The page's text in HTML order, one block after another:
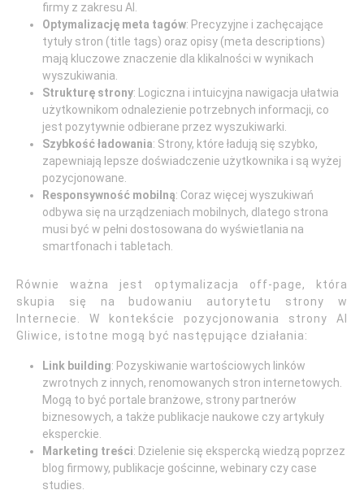
firmy z zakresu AI.
Optymalizację meta tagów: Precyzyjne i zachęcające
tytuły stron (title tags) oraz opisy (meta descriptions)
mają kluczowe znaczenie dla klikalności w wynikach
wyszukiwania.
Strukturę strony: Logiczna i intuicyjna nawigacja ułatwia
użytkownikom odnalezienie potrzebnych informacji, co
jest pozytywnie odbierane przez wyszukiwarki.
Szybkość ładowania: Strony, które ładują się szybko,
zapewniają lepsze doświadczenie użytkownika i są wyżej
pozycjonowane.
Responsywność mobilną: Coraz więcej wyszukiwań
odbywa się na urządzeniach mobilnych, dlatego strona
musi być w pełni dostosowana do wyświetlania na
smartfonach i tabletach.
Równie ważna jest optymalizacja off-page, która
skupia się na budowaniu autorytetu strony w
Internecie. W kontekście pozycjonowania strony AI
Gliwice, istotne mogą być następujące działania:
Link building: Pozyskiwanie wartościowych linków
zwrotnych z innych, renomowanych stron internetowych.
Mogą to być portale branżowe, strony partnerów
biznesowych, a także publikacje naukowe czy artykuły
eksperckie.
Marketing treści: Dzielenie się ekspercką wiedzą poprzez
blog firmowy, publikacje gościnne, webinary czy case
studies.